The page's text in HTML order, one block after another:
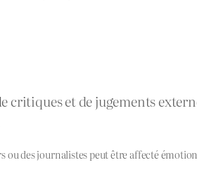
critiques et de jugements
ou des journalistes peut être affecté